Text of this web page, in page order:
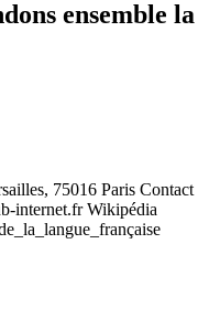
ensemble la
75016 Paris Contact
internet.frWikipédia